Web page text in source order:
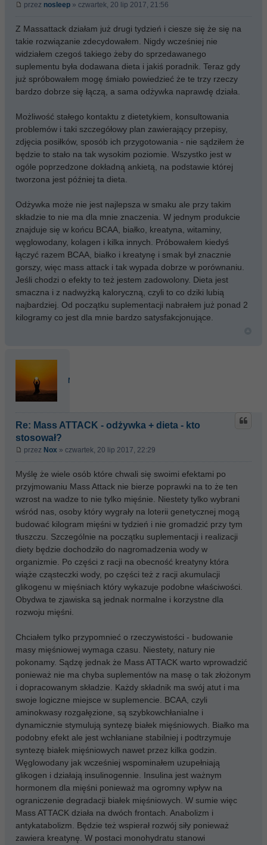
przez nosleep » czwartek, 20 lip 2017, 21:56
Z Massattack działam już drugi tydzień i ciesze się że się na
takie rozwiązanie zdecydowałem. Nigdy wcześniej nie
widziałem czegoś takiego żeby do sprzedawanego
suplementu była dodawana dieta i jakiś poradnik. Teraz gdy
już spróbowałem mogę śmiało powiedzieć że te trzy rzeczy
bardzo dobrze się łączą, a sama odżywka naprawdę działa.
Możliwość stałego kontaktu z dietetykiem, konsultowania
problemów i taki szczegółowy plan zawierający przepisy,
zdjęcia posiłków, sposób ich przygotowania - nie sądziłem że
będzie to stało na tak wysokim poziomie. Wszystko jest w
ogóle poprzedzone dokładną ankietą, na podstawie której
tworzona jest później ta dieta.
Odżywka może nie jest najlepsza w smaku ale przy takim
składzie to nie ma dla mnie znaczenia. W jednym produkcie
znajduje się w końcu BCAA, białko, kreatyna, witaminy,
węglowodany, kolagen i kilka innych. Próbowałem kiedyś
łączyć razem BCAA, białko i kreatynę i smak był znacznie
gorszy, więc mass attack i tak wypada dobrze w porównaniu.
Jeśli chodzi o efekty to też jestem zadowolony. Dieta jest
smaczna i z nadwyżką kaloryczną, czyli to co dziki lubią
najbardziej. Od początku suplementacji nabrałem już ponad 2
kilogramy co jest dla mnie bardzo satysfakcjonujące.
Nox
Re: Mass ATTACK - odżywka + dieta - kto
stosował?
przez Nox » czwartek, 20 lip 2017, 22:29
Myślę że wiele osób które chwali się swoimi efektami po
przyjmowaniu Mass Attack nie bierze poprawki na to że ten
wzrost na wadze to nie tylko mięśnie. Niestety tylko wybrani
wśród nas, osoby który wygrały na loterii genetycznej mogą
budować kilogram mięśni w tydzień i nie gromadzić przy tym
tłuszczu. Szczególnie na początku suplementacji i realizacji
diety będzie dochodziło do nagromadzenia wody w
organizmie. Po części z racji na obecność kreatyny która
wiąże cząsteczki wody, po części też z racji akumulacji
glikogenu w mięśniach który wykazuje podobne właściwości.
Obydwa te zjawiska są jednak normalne i korzystne dla
rozwoju mięśni.
Chciałem tylko przypomnieć o rzeczywistości - budowanie
masy mięśniowej wymaga czasu. Niestety, natury nie
pokonamy. Sądzę jednak że Mass ATTACK warto wprowadzić
ponieważ nie ma chyba suplementów na masę o tak złożonym
i dopracowanym składzie. Każdy składnik ma swój atut i ma
swoje logiczne miejsce w suplemencie. BCAA, czyli
aminokwasy rozgałęzione, są szybkowchłanialne i
dynamicznie stymulują syntezę białek mięśniowych. Białko ma
podobny efekt ale jest wchłaniane stabilniej i podtrzymuje
syntezę białek mięśniowych nawet przez kilka godzin.
Węglowodany jak wcześniej wspominałem uzupełniają
glikogen i działają insulinogennie. Insulina jest ważnym
hormonem dla mięśni ponieważ ma ogromny wpływ na
ograniczenie degradacji białek mięśniowych. W sumie więc
Mass ATTACK działa na dwóch frontach. Anabolizm i
antykatabolizm. Będzie też wspierał rozwój siły ponieważ
zawiera kreatynę. W postaci monohydratu stanowi